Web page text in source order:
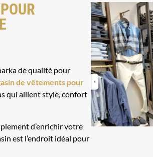
de qualité pour
de vêtements pour
qui allient style, confort
d’enrichir votre
est l’endroit idéal pour